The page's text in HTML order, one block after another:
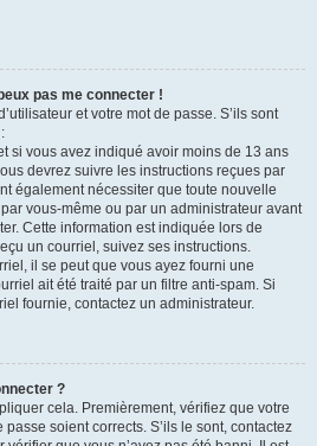
pas me connecter !
et votre mot de passe. S’ils sont
si vous avez indiqué avoir moins de 13 ans
devrez suivre les instructions reçues par
également nécessiter que toute nouvelle
vous-même ou par un administrateur avant
Cette information est indiquée lors de
un courriel, suivez ses instructions.
il se peut que vous ayez fourni une
ait été traité par un filtre anti-spam. Si
fournie, contactez un administrateur.
?
cela. Premièrement, vérifiez que votre
passe soient corrects. S’ils le sont, contactez